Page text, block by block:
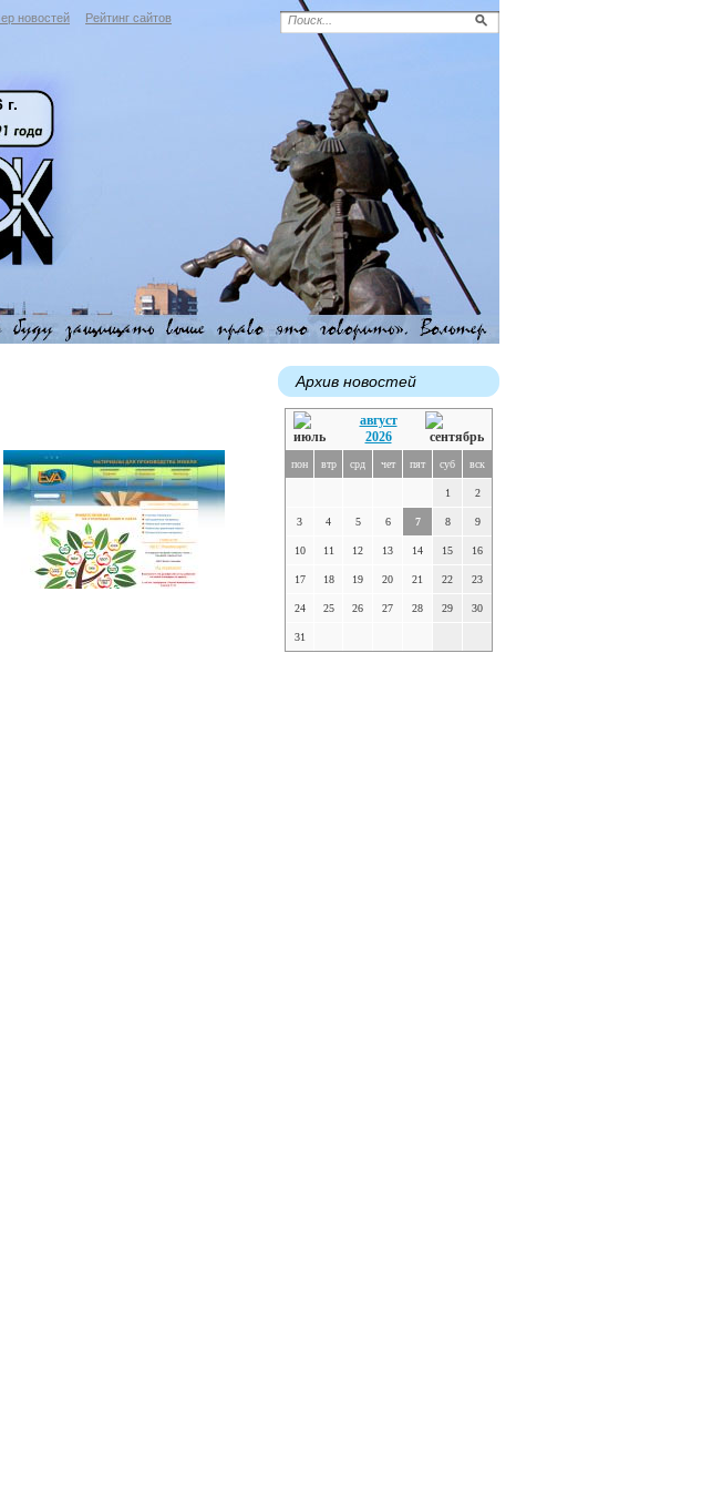
новостей Рейтинг сайтов
г.
Архив новостей
август
2026
пон втр срд чет пят суб вск
1 2
3 4 5 6 7 8 9
10 11 12 13 14 15 16
17 18 19 20 21 22 23
24 25 26 27 28 29 30
31